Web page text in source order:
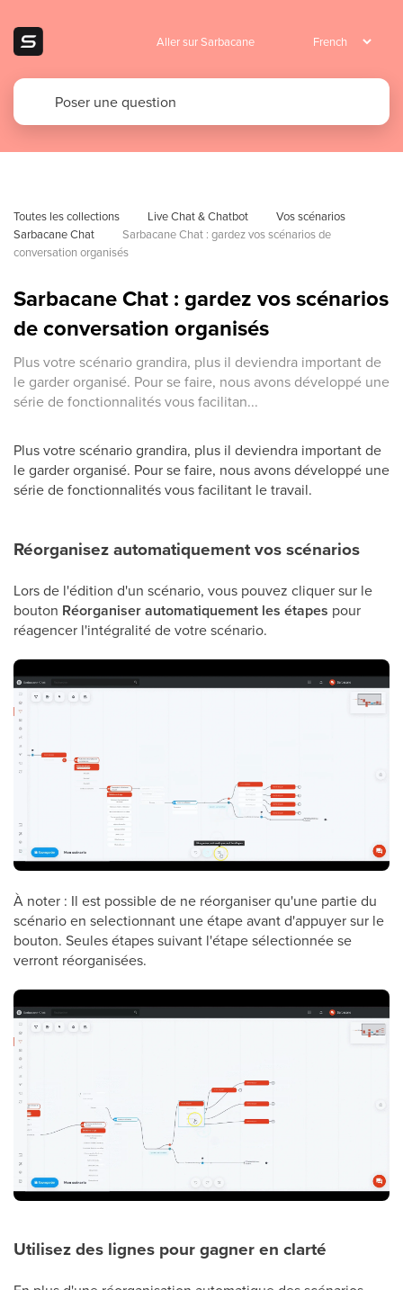
Aller sur Sarbacane
Toutes les collections Live Chat & Chatbot
Vos scénarios
Sarbacane Chat
Sarbacane Chat : gardez vos scénarios de
conversation organisés
Sarbacane Chat : gardez vos scénarios
de conversation organisés
Plus votre scénario grandira, plus il deviendra important de
le garder organisé. Pour se faire, nous avons développé une
série de fonctionnalités vous facilitan...
Plus votre scénario grandira, plus il deviendra important de
le garder organisé. Pour se faire, nous avons développé une
série de fonctionnalités vous facilitant le travail.
Réorganisez automatiquement vos scénarios
Lors de l'édition d'un scénario, vous pouvez cliquer sur le
bouton Réorganiser automatiquement les étapes pour
réagencer l'intégralité de votre scénario.
À noter : Il est possible de ne réorganiser qu'une partie du
scénario en selectionnant une étape avant d'appuyer sur le
bouton. Seules étapes suivant l'étape sélectionnée se
verront réorganisées.
Utilisez des lignes pour gagner en clarté